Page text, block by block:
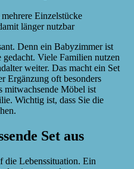
mehrere Einzelstücke
länger nutzbar
Denn ein Babyzimmer ist
Viele Familien nutzen
weiter. Das macht ein Set
Ergänzung oft besonders
mitwachsende Möbel ist
Wichtig ist, dass Sie die
Set aus
Lebenssituation. Ein